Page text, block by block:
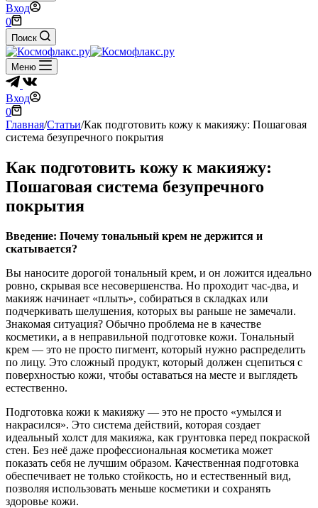
Вход
Корзина
0
Поиск
Меню
Вход
Корзина
0
Главная/Статьи/Как подготовить кожу к макияжу: Пошаговая
система безупречного покрытия
Как подготовить кожу к макияжу:
Пошаговая система безупречного
покрытия
Введение: Почему тональный крем не держится и
скатывается?
Вы наносите дорогой тональный крем, и он ложится идеально
ровно, скрывая все несовершенства. Но проходит час-два, и
макияж начинает «плыть», собираться в складках или
подчеркивать шелушения, которых вы раньше не замечали.
Знакомая ситуация? Обычно проблема не в качестве
косметики, а в неправильной подготовке кожи. Тональный
крем — это не просто пигмент, который нужно распределить
по лицу. Это сложный продукт, который должен сцепиться с
поверхностью кожи, чтобы оставаться на месте и выглядеть
естественно.
Подготовка кожи к макияжу — это не просто «умылся и
накрасился». Это система действий, которая создает
идеальный холст для макияжа, как грунтовка перед покраской
стен. Без неё даже профессиональная косметика может
показать себя не лучшим образом. Качественная подготовка
обеспечивает не только стойкость, но и естественный вид,
позволяя использовать меньше косметики и сохранять
здоровье кожи.